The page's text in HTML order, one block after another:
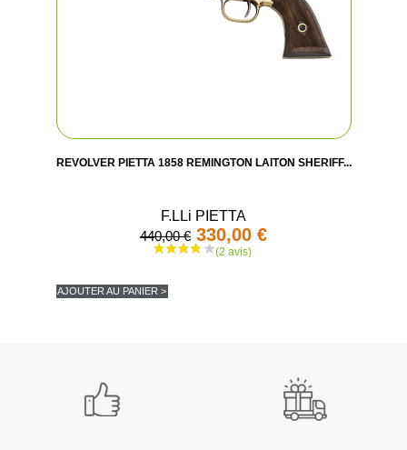
REVOLVER PIETTA 1858 REMINGTON LAITON SHERIFF...
F.LLi PIETTA
440,00 € 330,00 €
AJOUTER AU PANIER >